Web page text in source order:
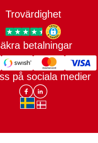
Trovärdighet
Trygg E-handel
betalningar
på sociala medier
Lomax DK Facebook
Lomax SE LinkIn
sv-SEda-DK